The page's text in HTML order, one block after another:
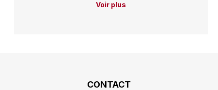
Voir plus
CONTACT